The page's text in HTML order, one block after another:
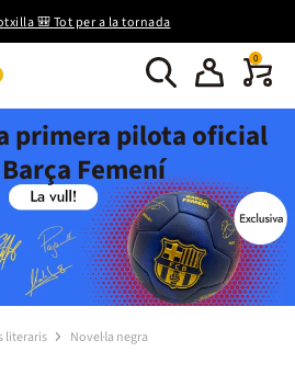
🎒 Tot per a la tornada
0
primera pilota oficial
Femení
literaris Novel·la negra